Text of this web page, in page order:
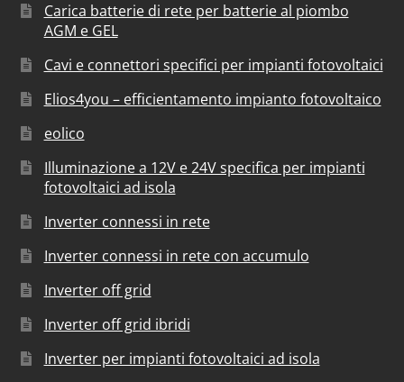
Carica batterie di rete per batterie al piombo
AGM e GEL
Cavi e connettori specifici per impianti fotovoltaici
Elios4you – efficientamento impianto fotovoltaico
eolico
Illuminazione a 12V e 24V specifica per impianti
fotovoltaici ad isola
Inverter connessi in rete
Inverter connessi in rete con accumulo
Inverter off grid
Inverter off grid ibridi
Inverter per impianti fotovoltaici ad isola